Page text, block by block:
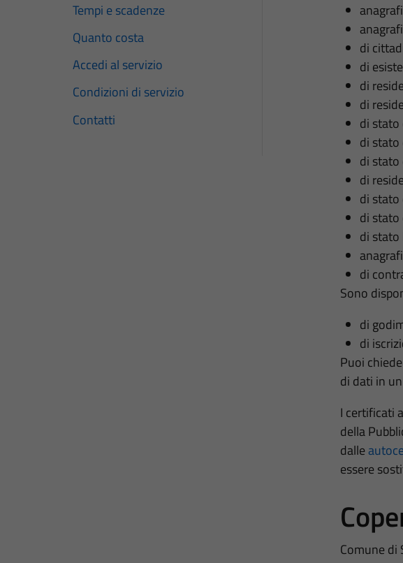
Tempi e scadenze
Quanto costa
Accedi al servizio
Condizioni di servizio
Contatti
di
di
di
di
di stato
di stato
di stato
di
di stato
di stato
di stato
di
Sono
di
di
Puoi
di dati in
I certificati
della
dalle
essere
Comune di